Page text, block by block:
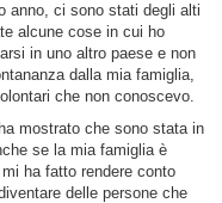
anno, ci sono stati degli alti
alcune cose in cui ho
in uno altro paese e non
dalla mia famiglia,
che non conoscevo.
mostrato che sono stata in
se la mia famiglia è
ha fatto rendere conto
delle persone che